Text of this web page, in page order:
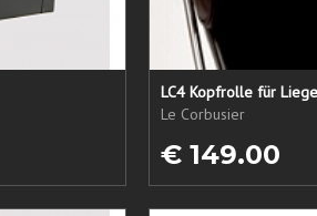
LC4 Kopfrolle für Liege
Le Corbusier
€ 149.00